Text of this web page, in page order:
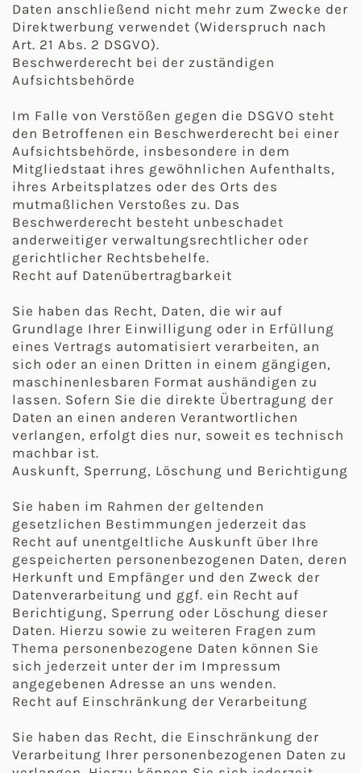
Daten anschließend nicht mehr zum Zwecke der
Direktwerbung verwendet (Widerspruch nach
Art. 21 Abs. 2 DSGVO).
Beschwerderecht bei der zuständigen
Aufsichtsbehörde
Im Falle von Verstößen gegen die DSGVO steht
den Betroffenen ein Beschwerderecht bei einer
Aufsichtsbehörde, insbesondere in dem
Mitgliedstaat ihres gewöhnlichen Aufenthalts,
ihres Arbeitsplatzes oder des Orts des
mutmaßlichen Verstoßes zu. Das
Beschwerderecht besteht unbeschadet
anderweitiger verwaltungsrechtlicher oder
gerichtlicher Rechtsbehelfe.
Recht auf Datenübertragbarkeit
Sie haben das Recht, Daten, die wir auf
Grundlage Ihrer Einwilligung oder in Erfüllung
eines Vertrags automatisiert verarbeiten, an
sich oder an einen Dritten in einem gängigen,
maschinenlesbaren Format aushändigen zu
lassen. Sofern Sie die direkte Übertragung der
Daten an einen anderen Verantwortlichen
verlangen, erfolgt dies nur, soweit es technisch
machbar ist.
Auskunft, Sperrung, Löschung und Berichtigung
Sie haben im Rahmen der geltenden
gesetzlichen Bestimmungen jederzeit das
Recht auf unentgeltliche Auskunft über Ihre
gespeicherten personenbezogenen Daten, deren
Herkunft und Empfänger und den Zweck der
Datenverarbeitung und ggf. ein Recht auf
Berichtigung, Sperrung oder Löschung dieser
Daten. Hierzu sowie zu weiteren Fragen zum
Thema personenbezogene Daten können Sie
sich jederzeit unter der im Impressum
angegebenen Adresse an uns wenden.
Recht auf Einschränkung der Verarbeitung
Sie haben das Recht, die Einschränkung der
Verarbeitung Ihrer personenbezogenen Daten zu